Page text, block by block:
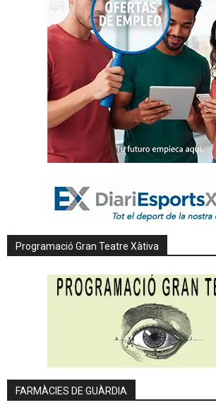
Programació Gran Teatre Xàtiva
FARMÀCIES DE GUÀRDIA